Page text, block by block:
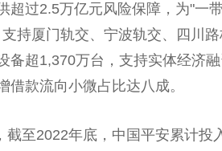
超过2.5万亿元风险保障，为"一带
持厦门轨交、宁波轨交、四川
备超1,370万台 ，支持实体经济
借款流向小微占比达八成。
截至2022年底， 中国平安累计投